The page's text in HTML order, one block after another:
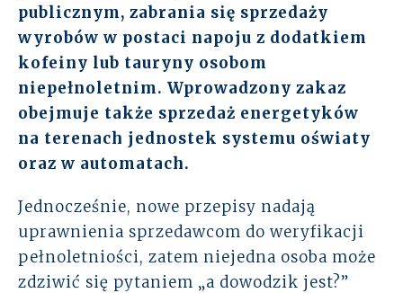
Dołącz do nas
Dlaczego ALTO
Case studies
Baza wiedzy
ALTOstratus
Kontakt
publicznym, zabrania się sprzedaży
wyrobów w postaci napoju z dodatkiem
kofeiny lub tauryny osobom
niepełnoletnim. Wprowadzony zakaz
obejmuje także sprzedaż energetyków
na terenach jednostek systemu oświaty
oraz w automatach.
Jednocześnie, nowe przepisy nadają
uprawnienia sprzedawcom do weryfikacji
pełnoletniości, zatem niejedna osoba może
zdziwić się pytaniem „a dowodzik jest?”